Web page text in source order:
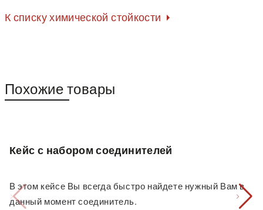
К списку химической стойкости
Похожие товары
Кейс с набором соединителей
В этом кейсе Вы всегда быстро найдете нужный Вам в
данный момент соединитель.